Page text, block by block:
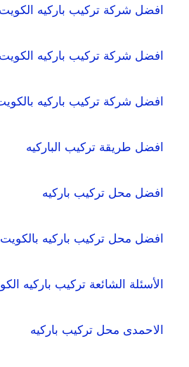
افضل شركة تركيب باركيه الكويت
افضل شركة تركيب باركيه الكويت
افضل شركة تركيب باركيه
افضل طريقة تركيب الباركيه
افضل محل تركيب باركيه
افضل محل تركيب باركيه بالكويت
الأسئلة الشائعة تركيب باركيه
الاحمدى محل تركيب باركيه